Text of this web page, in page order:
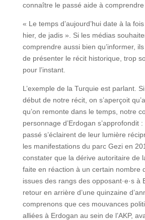
connaître le passé aide à comprendre
« Le temps d’aujourd’hui date à la fois
hier, de jadis ». Si les médias
comprendre aussi bien qu’informer,
de présenter le récit historique, trop
pour l’instant.
L’exemple de la Turquie est parlant.
début de notre récit, on s’aperçoit
qu’on remonte dans le temps, notre
personnage d’Erdogan s’approfondit
passé s’éclairent de leur lumière
les manifestations du parc Gezi en
constater que la dérive autoritaire de
faite en réaction à un certain nombre
issues des rangs des opposant·e·s à
retour en arrière d’une quinzaine
comprenons que ces mouvances
alliées à Erdogan au sein de l’AKP,